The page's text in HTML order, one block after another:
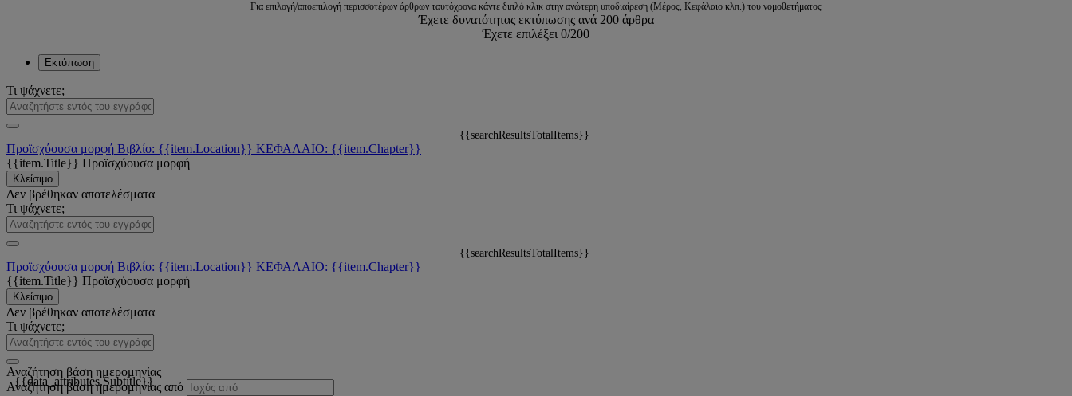
Για επιλογή/αποεπιλογή περισσοτέρων άρθρων ταυτόχρονα κάντε διπλό κλικ στην ανώτερη υποδιαίρεση (Μέρος, Κεφάλαιο κλπ.) του νομοθετήματος
Έχετε δυνατότητας εκτύπωσης ανά 200 άρθρα
Έχετε επιλέξει 0/200
Εκτύπωση
Τι ψάχνετε;
{{searchResultsTotalItems}}
Προϊσχύουσα μορφή Βιβλίο: {{item.Location}} ΚΕΦΑΛΑΙΟ: {{item.Chapter}}
{{item.Title}} Προϊσχύουσα μορφή
Κλείσιμο
Δεν βρέθηκαν αποτελέσματα
Τι ψάχνετε;
{{searchResultsTotalItems}}
Προϊσχύουσα μορφή Βιβλίο: {{item.Location}} ΚΕΦΑΛΑΙΟ: {{item.Chapter}}
{{item.Title}} Προϊσχύουσα μορφή
Κλείσιμο
Δεν βρέθηκαν αποτελέσματα
Τι ψάχνετε;
Αναζήτηση βάση ημερομηνίας
Αναζήτηση βάση ημερομηνίας από
{{data_attributes.Subtitle}}